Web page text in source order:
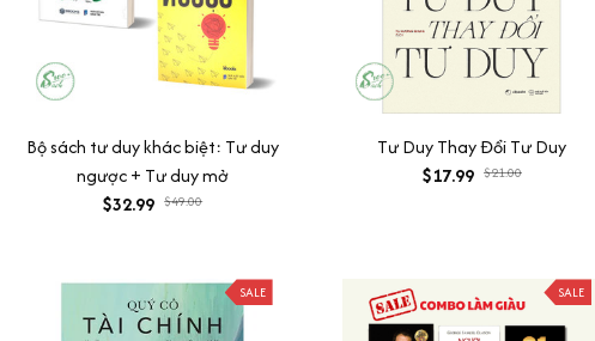
Bộ sách tư duy khác biệt: Tư duy
ngược + Tư duy mở
$32.99 $49.00
Tư Duy Thay Đổi Tư Duy
$17.99 $21.00
SALE SALE